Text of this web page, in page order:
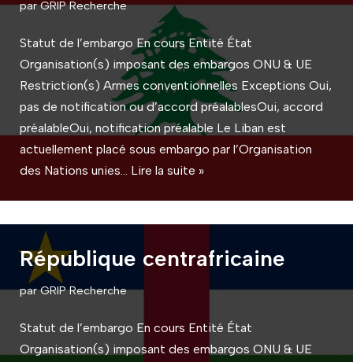
parGRIP Recherche
Statut de l’embargo En cours Entité État
Organisation(s) imposant des embargos ONU & UE
Restriction(s) Armes conventionnelles Exceptions Oui,
pas de notification ou d’accord préalablesOui, accord
préalableOui, notification préalable Le Liban est
actuellement placé sous embargo par l’Organisation
des Nations unies… Lire la suite »
République centrafricaine
parGRIP Recherche
Statut de l’embargo En cours Entité État
Organisation(s) imposant des embargos ONU & UE